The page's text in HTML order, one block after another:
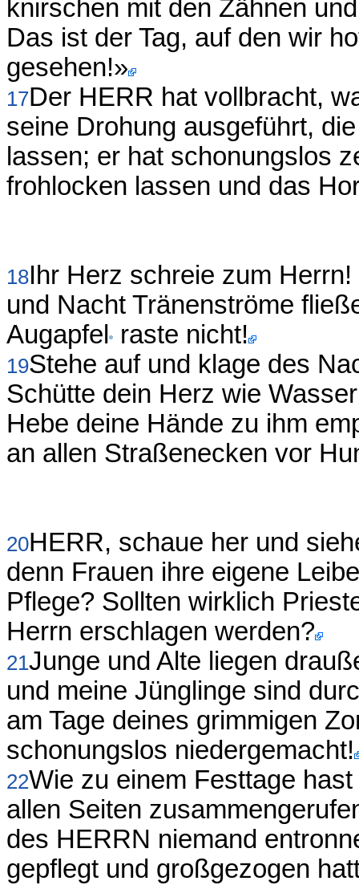
knirschen mit den Zähnen
Das ist der Tag, auf den wir
gesehen!»
17Der HERR hat vollbracht,
seine Drohung ausgeführt,
lassen; er hat schonungslos
frohlocken lassen und das
18Ihr Herz schreie zum
und Nacht Tränenströme
Augapfel
raste nicht!
19Stehe auf und klage des
Schütte dein Herz wie
Hebe deine Hände zu ihm
an allen Straßenecken vor
20HERR, schaue her und
denn Frauen ihre eigene
Pflege? Sollten wirklich
Herrn erschlagen werden?
21Junge und Alte liegen
und meine Jünglinge sind
am Tage deines grimmigen
schonungslos niedergemacht!
22Wie zu einem Festtage
allen Seiten
des HERRN niemand
gepflegt und großgezogen